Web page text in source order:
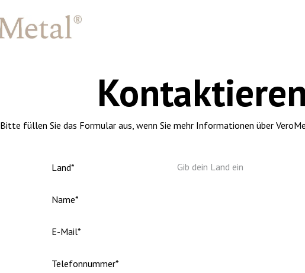
Bitte füllen Sie das Formular aus, wenn Sie mehr Informationen über
Land*
Name*
E-Mail*
Telefonnummer*